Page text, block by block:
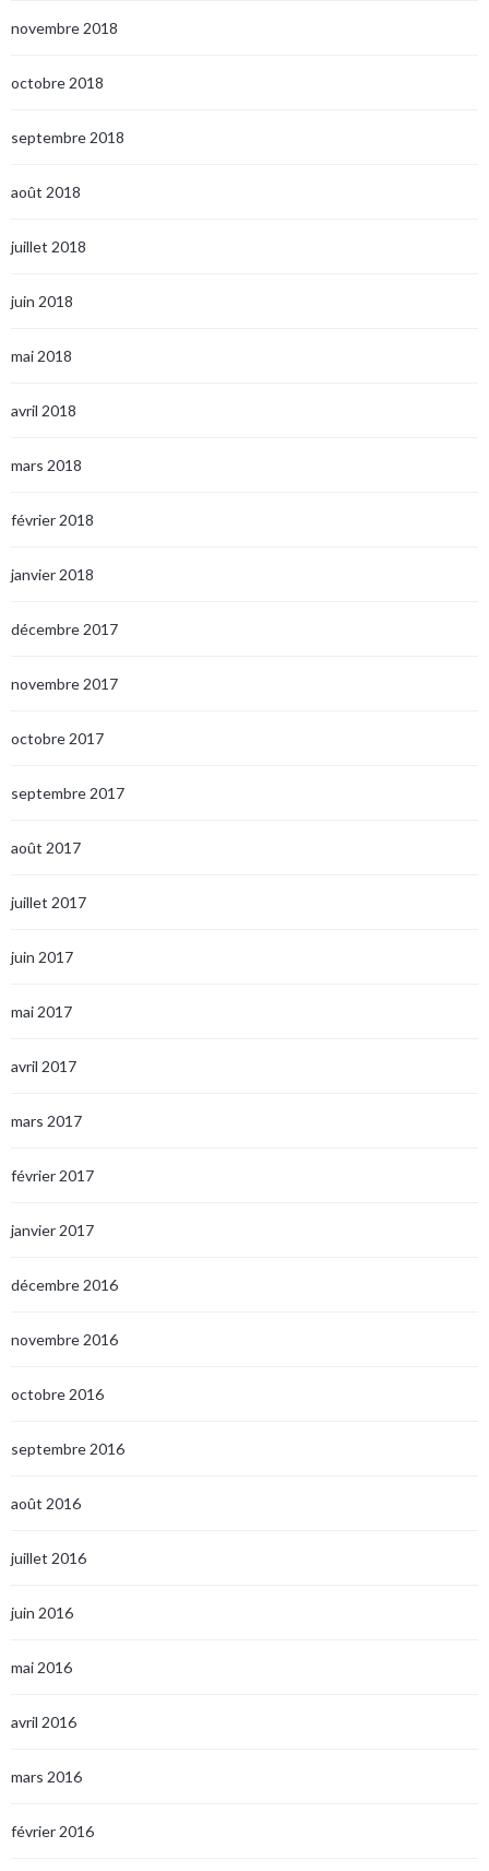
novembre 2018
octobre 2018
septembre 2018
août 2018
juillet 2018
juin 2018
mai 2018
avril 2018
mars 2018
février 2018
janvier 2018
décembre 2017
novembre 2017
octobre 2017
septembre 2017
août 2017
juillet 2017
juin 2017
mai 2017
avril 2017
mars 2017
février 2017
janvier 2017
décembre 2016
novembre 2016
octobre 2016
septembre 2016
août 2016
juillet 2016
juin 2016
mai 2016
avril 2016
mars 2016
février 2016